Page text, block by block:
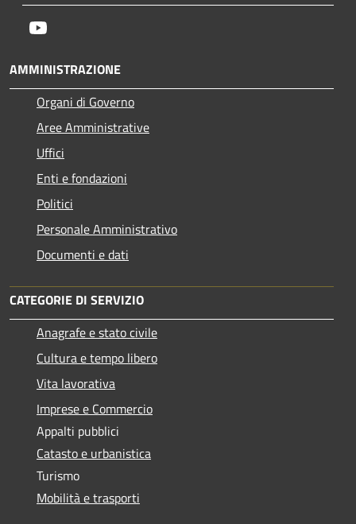
AMMINISTRAZIONE
Organi di Governo
Aree Amministrative
Uffici
Enti e fondazioni
Politici
Personale Amministrativo
Documenti e dati
CATEGORIE DI SERVIZIO
Anagrafe e stato civile
Cultura e tempo libero
Vita lavorativa
Imprese e Commercio
Appalti pubblici
Catasto e urbanistica
Turismo
Mobilità e trasporti